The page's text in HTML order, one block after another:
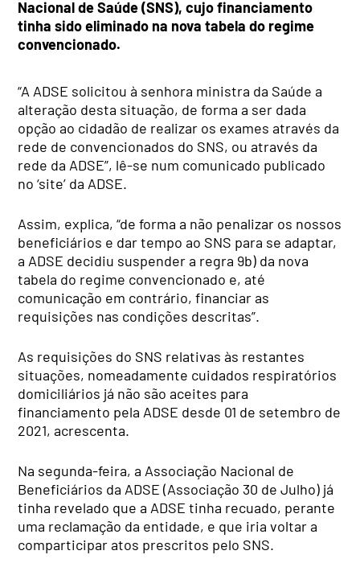
Nacional de Saúde (SNS), cujo financiamento
tinha sido eliminado na nova tabela do regime
convencionado.
“A ADSE solicitou à senhora ministra da Saúde a
alteração desta situação, de forma a ser dada
opção ao cidadão de realizar os exames através da
rede de convencionados do SNS, ou através da
rede da ADSE”, lê-se num comunicado publicado
no ‘site’ da ADSE.
Assim, explica, “de forma a não penalizar os nossos
beneficiários e dar tempo ao SNS para se adaptar,
a ADSE decidiu suspender a regra 9b) da nova
tabela do regime convencionado e, até
comunicação em contrário, financiar as
requisições nas condições descritas”.
As requisições do SNS relativas às restantes
situações, nomeadamente cuidados respiratórios
domiciliários já não são aceites para
financiamento pela ADSE desde 01 de setembro de
2021, acrescenta.
Na segunda-feira, a Associação Nacional de
Beneficiários da ADSE (Associação 30 de Julho) já
tinha revelado que a ADSE tinha recuado, perante
uma reclamação da entidade, e que iria voltar a
comparticipar atos prescritos pelo SNS.